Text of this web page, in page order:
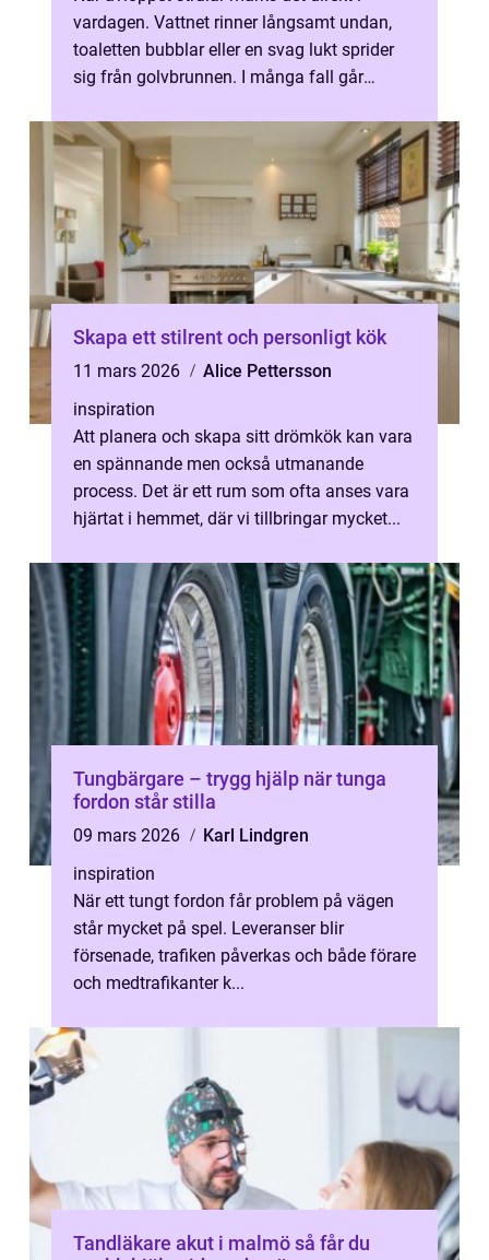
vardagen. Vattnet rinner långsamt undan,
toaletten bubblar eller en svag lukt sprider
sig från golvbrunnen. I många fall går
Skapa ett stilrent och personligt kök
11 mars 2026
Alice Pettersson
inspiration
Att planera och skapa sitt drömkök kan vara
en spännande men också utmanande
process. Det är ett rum som ofta anses vara
hjärtat i hemmet, där vi tillbringar mycket...
Tungbärgare – trygg hjälp när tunga
fordon står stilla
09 mars 2026
Karl Lindgren
inspiration
När ett tungt fordon får problem på vägen
står mycket på spel. Leveranser blir
försenade, trafiken påverkas och både förare
och medtrafikanter k...
Tandläkare akut i malmö så får du